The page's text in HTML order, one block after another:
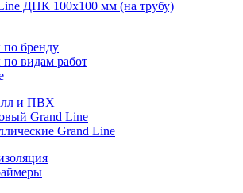
ДПК 100х100 мм (на трубу)
бренду
видам работ
и ПВХ
Grand Line
Grand Line